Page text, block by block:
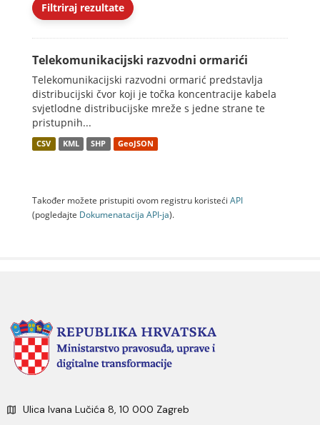
Filtriraj rezultate
Telekomunikacijski razvodni ormarići
Telekomunikacijski razvodni ormarić predstavlja
distribucijski čvor koji je točka koncentracije kabela
svjetlodne distribucijske mreže s jedne strane te
pristupnih...
CSV KML SHP GeoJSON
Također možete pristupiti ovom registru koristeći API
(pogledajte Dokumenаtаcijа API-jа).